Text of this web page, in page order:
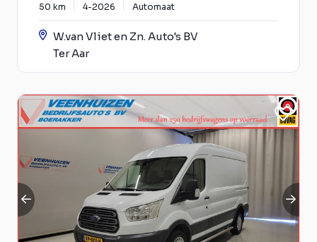
50 km 4-2026 Automaat
W.van Vliet en Zn. Auto's BV
Ter Aar